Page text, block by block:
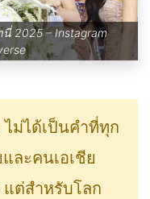
2025 – Instagram
ไม่ได้เป็นคำที่ทุก
ละคนเอเชีย
แต่สำหรับโลก